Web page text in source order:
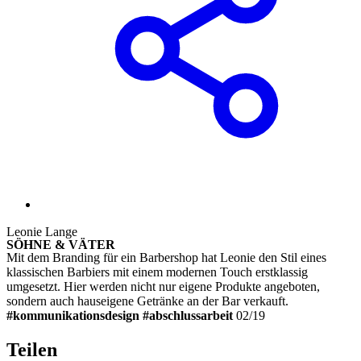
Leonie Lange
SÖHNE & VÄTER
Mit dem Branding für ein Barbershop hat Leonie den Stil eines
klassischen Barbiers mit einem modernen Touch erstklassig
umgesetzt. Hier werden nicht nur eigene Produkte angeboten,
sondern auch hauseigene Getränke an der Bar verkauft.
#kommunikationsdesign #abschlussarbeit 02/19
Teilen